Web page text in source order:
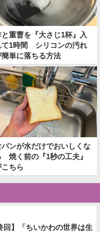
と重曹を『大さじ1杯』入
て1時間 シリコンの汚れ
簡単に落ちる方法
パンが水だけでおいしくな
焼く前の『1秒の工夫』
こちら
回】「ちいかわの世界は生